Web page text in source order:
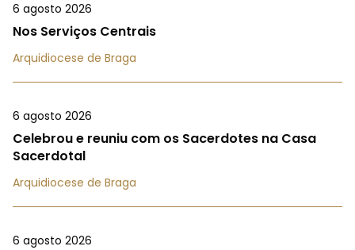
6 agosto 2026
Nos Serviços Centrais
Arquidiocese de Braga
6 agosto 2026
Celebrou e reuniu com os Sacerdotes na Casa
Sacerdotal
Arquidiocese de Braga
6 agosto 2026